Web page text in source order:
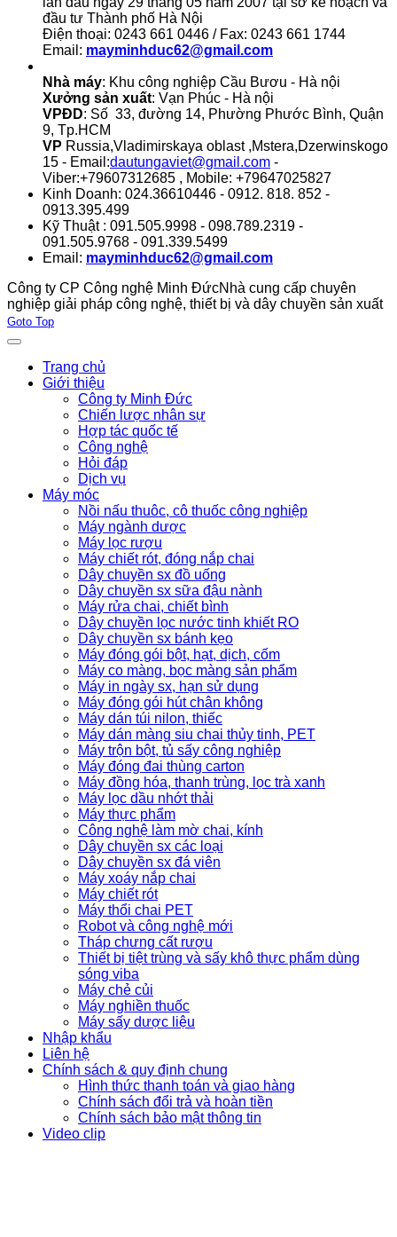
đầu tư Thành phố Hà Nội
Điện thoại: 0243 661 0446 / Fax: 0243 661 1744
Email: mayminhduc62@gmail.com
Nhà máy: Khu công nghiệp Cầu Bươu - Hà nội
Xưởng sản xuất: Vạn Phúc - Hà nội
VPĐD: Số 33, đường 14, Phường Phước Bình, Quận
9, Tp.HCM
VP Russia,Vladimirskaya oblast ,Mstera,Dzerwinskogo
15 - Email:dautungaviet@gmail.com -
Viber:+79607312685 , Mobile: +79647025827
Kinh Doanh: 024.36610446 - 0912. 818. 852 -
0913.395.499
Kỹ Thuật : 091.505.9998 - 098.789.2319 -
091.505.9768 - 091.339.5499
Email: mayminhduc62@gmail.com
Công ty CP Công nghệ Minh ĐứcNhà cung cấp chuyên
nghiệp giải pháp công nghệ, thiết bị và dây chuyền sản xuất
Joomla! 3 Templates
Goto Top
Trang chủ
Giới thiệu
Công ty Minh Đức
Chiến lược nhân sự
Hợp tác quốc tế
Công nghệ
Hỏi đáp
Dịch vụ
Máy móc
Nồi nấu thuôc, cô thuốc công nghiệp
Máy ngành dược
Máy lọc rượu
Máy chiết rót, đóng nắp chai
Dây chuyền sx đồ uống
Dây chuyền sx sữa đậu nành
Máy rửa chai, chiết bình
Dây chuyền lọc nước tinh khiết RO
Dây chuyền sx bánh kẹo
Máy đóng gói bột, hạt, dịch, cốm
Máy co màng, bọc màng sản phẩm
Máy in ngày sx, hạn sử dụng
Máy đóng gói hút chân không
Máy dán túi nilon, thiếc
Máy dán màng siu chai thủy tinh, PET
Máy trộn bột, tủ sấy công nghiệp
Máy đóng đai thùng carton
Máy đồng hóa, thanh trùng, lọc trà xanh
Máy lọc dầu nhớt thải
Máy thực phẩm
Công nghệ làm mờ chai, kính
Dây chuyền sx các loại
Dây chuyền sx đá viên
Máy xoáy nắp chai
Máy chiết rót
Máy thổi chai PET
Robot và công nghệ mới
Tháp chưng cất rượu
Thiết bị tiệt trùng và sấy khô thực phẩm dùng
sóng viba
Máy chẻ củi
Máy nghiền thuốc
Máy sấy dược liệu
Nhập khẩu
Liên hệ
Chính sách & quy định chung
Hình thức thanh toán và giao hàng
Chính sách đổi trả và hoàn tiền
Chính sách bảo mật thông tin
Video clip